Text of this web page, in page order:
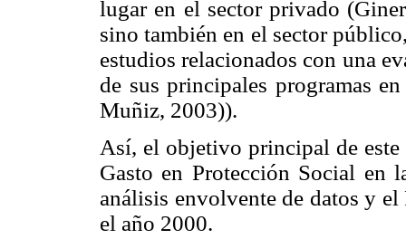
lugar en el sector privado
sino también en el sector
estudios relacionados con una
de sus principales programas
Muñiz, 2003)).
Así, el objetivo principal de
Gasto en Protección Social en
análisis envolvente de datos y
el año 2000.